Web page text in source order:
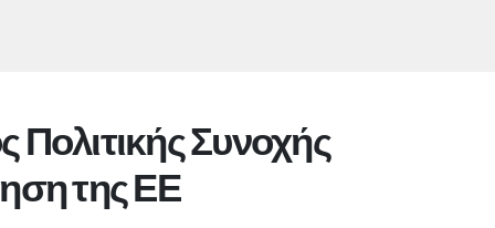
Πολιτικής Συνοχής
της ΕΕ